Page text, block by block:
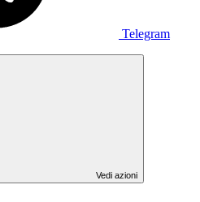
Telegram
Vedi azioni